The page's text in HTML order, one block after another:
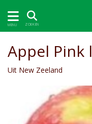
MENU ZOEKEN
Appel Pink
Uit New Zeeland